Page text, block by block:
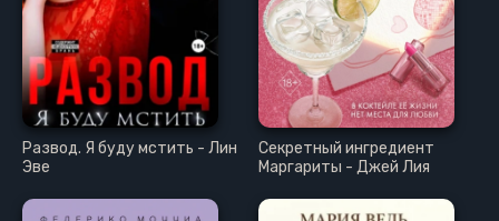
Развод. Я буду мстить - Лин
Эве
Секретный ингредиент
Маргариты - Джей Лия